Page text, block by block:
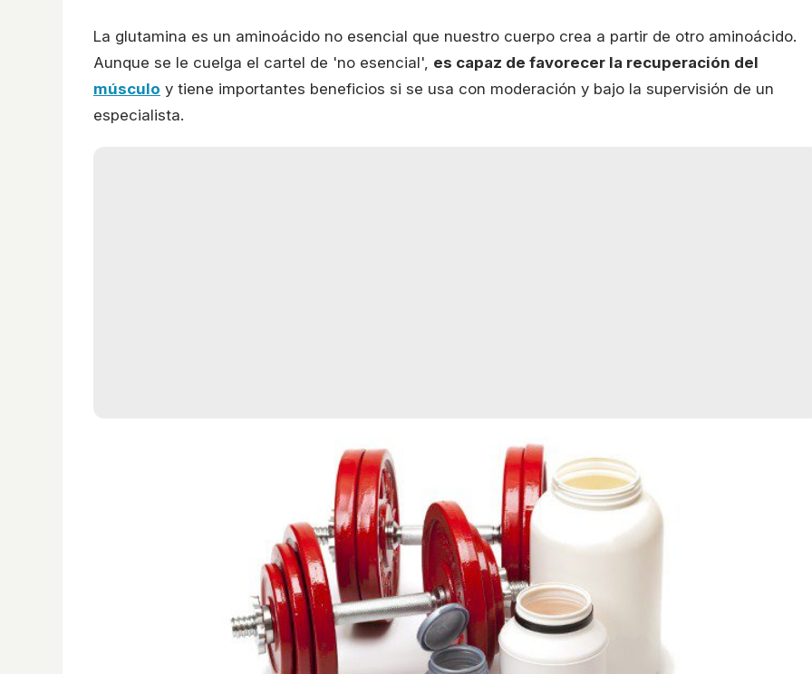
La glutamina es un aminoácido no esencial que nuestro cuerpo crea a partir de otro aminoácido.
Aunque se le cuelga el cartel de 'no esencial', es capaz de favorecer la recuperación del
músculo y tiene importantes beneficios si se usa con moderación y bajo la supervisión de un
especialista.